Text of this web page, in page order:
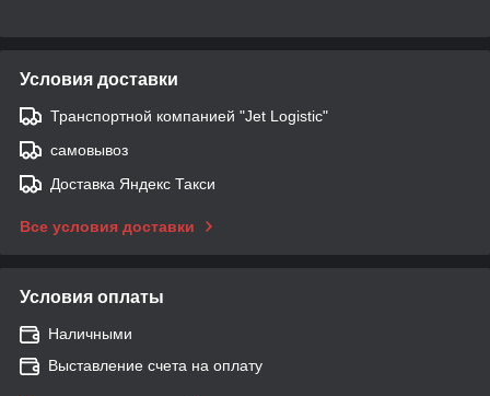
Условия доставки
Транспортной компанией "Jet Logistic"
самовывоз
Доставка Яндекс Такси
Все условия доставки
Условия оплаты
Наличными
Выставление счета на оплату